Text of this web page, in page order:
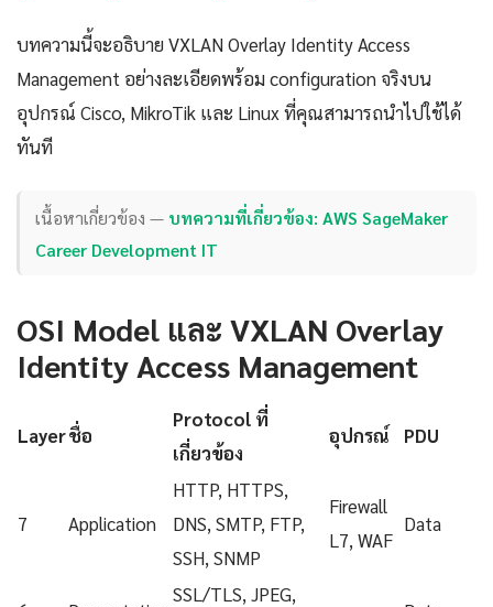
บทความนี้จะอธิบาย VXLAN Overlay Identity Access
Management อย่างละเอียดพร้อม configuration จริงบน
อุปกรณ์ Cisco, MikroTik และ Linux ที่คุณสามารถนำไปใช้ได้
ทันที
เนื้อหาเกี่ยวข้อง — บทความที่เกี่ยวข้อง: AWS SageMaker
Career Development IT
OSI Model และ VXLAN Overlay
Identity Access Management
Layerชื่อ
Protocol ที่
เกี่ยวข้อง
อุปกรณ์ PDU
7 Application
HTTP, HTTPS,
DNS, SMTP, FTP,
SSH, SNMP
Firewall
L7, WAF
Data
SSL/TLS, JPEG,